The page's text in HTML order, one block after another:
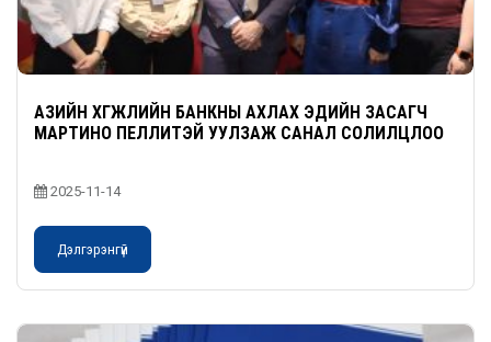
АЗИЙН ХӨГЖЛИЙН БАНКНЫ АХЛАХ ЭДИЙН ЗАСАГЧ
МАРТИНО ПЕЛЛИТЭЙ УУЛЗАЖ САНАЛ СОЛИЛЦЛОО
2025-11-14
Дэлгэрэнгүй